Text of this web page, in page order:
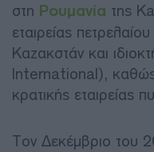
στη Ρουμανία της
εταιρείας
Καζακστάν και
International),
κρατικής εταιρείας
Τον Δεκέμβριο του